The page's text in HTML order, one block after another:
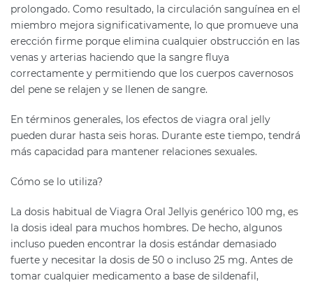
prolongado. Como resultado, la circulación sanguínea en el
miembro mejora significativamente, lo que promueve una
erección firme porque elimina cualquier obstrucción en las
venas y arterias haciendo que la sangre fluya
correctamente y permitiendo que los cuerpos cavernosos
del pene se relajen y se llenen de sangre.
En términos generales, los efectos de viagra oral jelly
pueden durar hasta seis horas. Durante este tiempo, tendrá
más capacidad para mantener relaciones sexuales.
Cómo se lo utiliza?
La dosis habitual de Viagra Oral Jellyis genérico 100 mg, es
la dosis ideal para muchos hombres. De hecho, algunos
incluso pueden encontrar la dosis estándar demasiado
fuerte y necesitar la dosis de 50 o incluso 25 mg. Antes de
tomar cualquier medicamento a base de sildenafil,